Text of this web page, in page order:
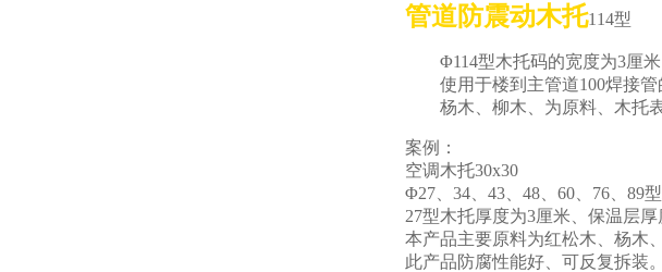
管道防震动木托114型
Φ114型木托码的宽度为3厘米
使用于楼到主管道100焊接管
杨木、柳木、为原料、木托表
案例：
空调木托30x30
Φ27、34、43、48、60、76、89
27型木托厚度为3厘米、保温层
本产品主要原料为红松木、杨木
此产品防腐性能好、可反复拆装。